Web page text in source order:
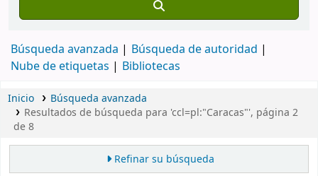
Búsqueda avanzada
Búsqueda de autoridad
Nube de etiquetas
Bibliotecas
Inicio
Búsqueda avanzada
Resultados de búsqueda para 'ccl=pl:"Caracas"', página 2
de 8
Refinar su búsqueda